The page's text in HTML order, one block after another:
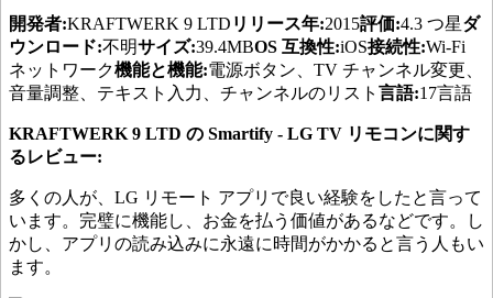
開発者:KRAFTWERK 9 LTD リリース年:2015評価:4.3 つ星ダ
ウンロード:不明サイズ:39.4MBOS 互換性:iOS接続性:Wi-Fi
ネットワーク機能と機能:電源ボタン、TV チャンネル変更、
音量調整、テキスト入力、チャンネルのリスト 言語:17言語
KRAFTWERK 9 LTD の Smartify - LG TV リモコンに関す
るレビュー:
多くの人が、LG リモート アプリで良い経験をしたと言って
います。完璧に機能し、お金を払う価値があるなどです。し
かし、アプリの読み込みに永遠に時間がかかると言う人もい
ます。